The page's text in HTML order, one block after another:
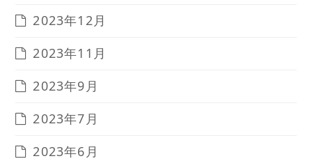
2023年12月
2023年11月
2023年9月
2023年7月
2023年6月